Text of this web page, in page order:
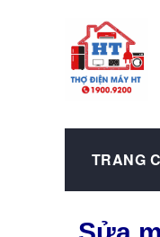
TRANG